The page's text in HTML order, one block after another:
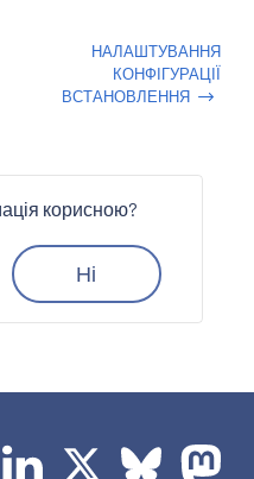
НАЛАШТУВАННЯ
КОНФІГУРАЦІЇ
ВСТАНОВЛЕННЯ
корисною?
Ні